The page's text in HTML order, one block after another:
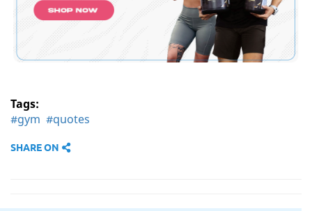
Tags:
#gym #quotes
SHARE ON